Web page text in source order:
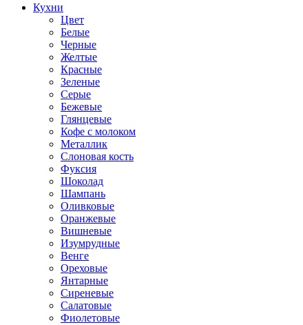
Кухни
Цвет
Белые
Черные
Желтые
Красные
Зеленые
Серые
Бежевые
Глянцевые
Кофе с молоком
Металлик
Слоновая кость
Фуксия
Шоколад
Шампань
Оливковые
Оранжевые
Вишневые
Изумрудные
Венге
Ореховые
Янтарные
Сиреневые
Салатовые
Фиолетовые